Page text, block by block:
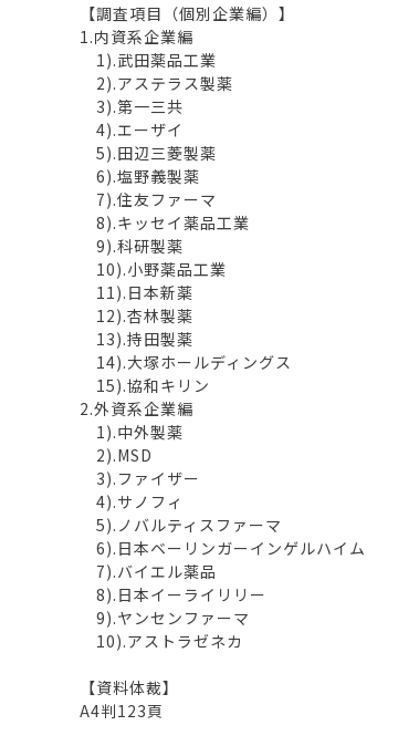
【調査項目（個別企業編）】
1.内資系企業編
1).武田薬品工業
2).アステラス製薬
3).第一三共
4).エーザイ
5).田辺三菱製薬
6).塩野義製薬
7).住友ファーマ
8).キッセイ薬品工業
9).科研製薬
10).小野薬品工業
11).日本新薬
12).杏林製薬
13).持田製薬
14).大塚ホールディングス
15).協和キリン
2.外資系企業編
1).中外製薬
2).MSD
3).ファイザー
4).サノフィ
5).ノバルティスファーマ
6).日本ベーリンガーインゲルハイム
7).バイエル薬品
8).日本イーライリリー
9).ヤンセンファーマ
10).アストラゼネカ
【資料体裁】
A4判123頁